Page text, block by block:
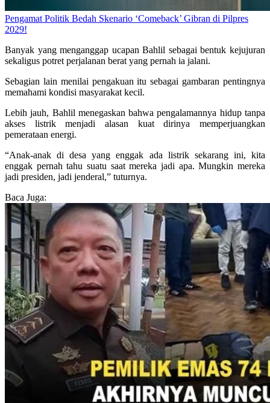
Pengamat Politik Bedah Skenario ‘Comeback’ Gibran di Pilpres
2029!
Banyak yang menganggap ucapan Bahlil sebagai bentuk kejujuran
sekaligus potret perjalanan berat yang pernah ia jalani.
Sebagian lain menilai pengakuan itu sebagai gambaran pentingnya
memahami kondisi masyarakat kecil.
Lebih jauh, Bahlil menegaskan bahwa pengalamannya hidup tanpa
akses listrik menjadi alasan kuat dirinya memperjuangkan
pemerataan energi.
“Anak-anak di desa yang enggak ada listrik sekarang ini, kita
enggak pernah tahu suatu saat mereka jadi apa. Mungkin mereka
jadi presiden, jadi jenderal,” tuturnya.
Baca Juga: